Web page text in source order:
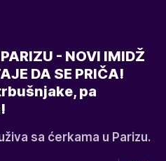
- NOVI IMIDŽ
DA SE PRIČA!
pa
sa ćerkama u Parizu.